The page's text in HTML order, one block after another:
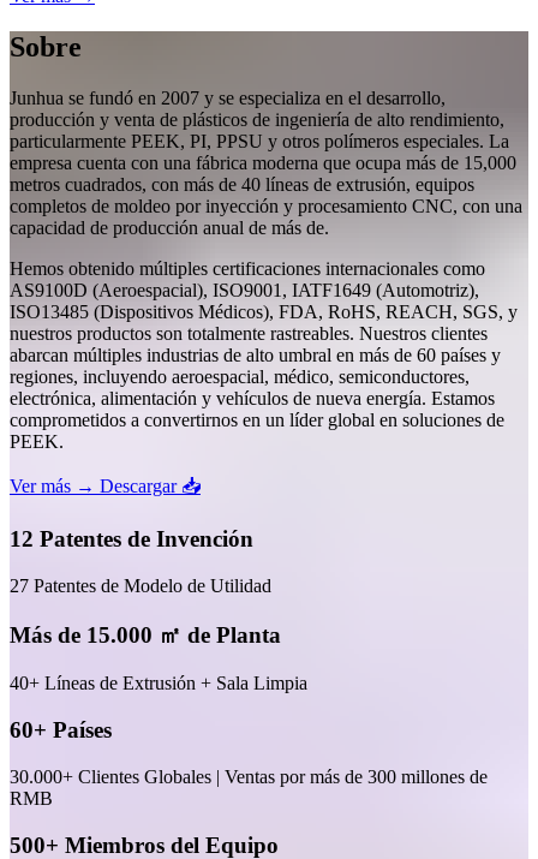
Sobre
Junhua se fundó en 2007 y se especializa en el desarrollo,
producción y venta de plásticos de ingeniería de alto rendimiento,
particularmente PEEK, PI, PPSU y otros polímeros especiales. La
empresa cuenta con una fábrica moderna que ocupa más de 15,000
metros cuadrados, con más de 40 líneas de extrusión, equipos
completos de moldeo por inyección y procesamiento CNC, con una
capacidad de producción anual de más de.
Hemos obtenido múltiples certificaciones internacionales como
AS9100D (Aeroespacial), ISO9001, IATF1649 (Automotriz),
ISO13485 (Dispositivos Médicos), FDA, RoHS, REACH, SGS, y
nuestros productos son totalmente rastreables. Nuestros clientes
abarcan múltiples industrias de alto umbral en más de 60 países y
regiones, incluyendo aeroespacial, médico, semiconductores,
electrónica, alimentación y vehículos de nueva energía. Estamos
comprometidos a convertirnos en un líder global en soluciones de
PEEK.
Ver más → Descargar 📥
12 Patentes de Invención
27 Patentes de Modelo de Utilidad
Más de 15.000 ㎡ de Planta
40+ Líneas de Extrusión + Sala Limpia
60+ Países
30.000+ Clientes Globales | Ventas por más de 300 millones de
RMB
500+ Miembros del Equipo